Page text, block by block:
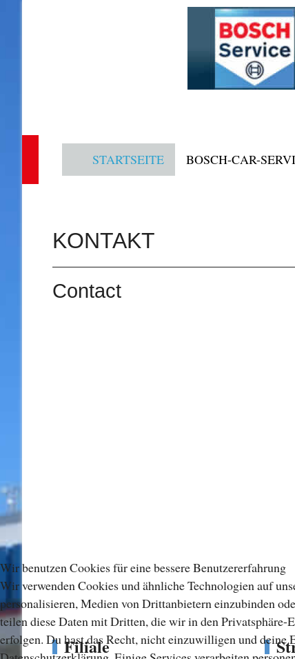
STARTSEITE BOSCH-CAR-
KONTAKT
Contact
Filiale
Wir benutzen Cookies für eine bessere Benutzererfahrung
Wir verwenden Cookies und ähnliche Technologien auf
personalisieren, Medien von Drittanbietern einzubinden
teilen diese Daten mit Dritten, die wir in den Privatsphäre-
erfolgen. Du hast das Recht, nicht einzuwilligen und deine